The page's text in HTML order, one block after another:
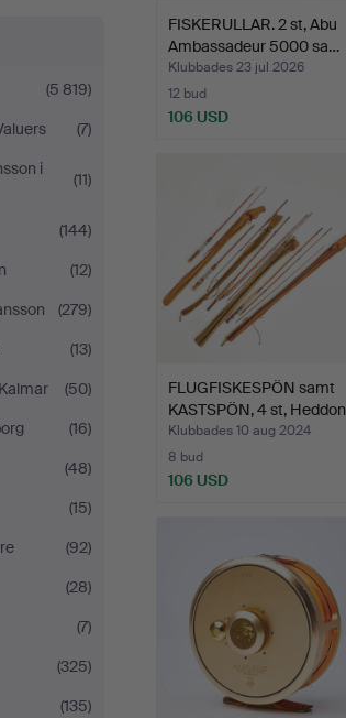
(5 819)
(7)
i
(11)
(144)
(12)
(279)
(13)
(50)
(16)
(48)
(15)
(92)
(28)
(7)
(325)
(135)
FISKERULLAR. 2 st, Abu
Ambassadeur 5000 sa…
Klubbades 23 jul 2026
12 bud
106 USD
FLUGFISKESPÖN samt
KASTSPÖN, 4 st, Heddon
…
Klubbades 10 aug 2024
8 bud
106 USD